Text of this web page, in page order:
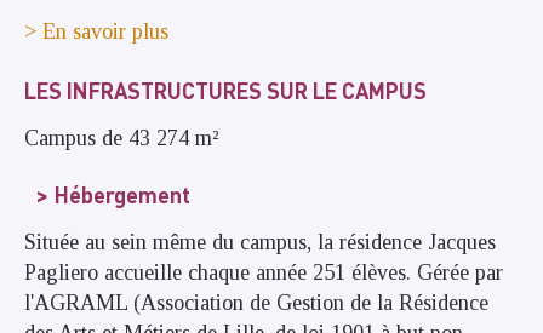
> En savoir plus
LES INFRASTRUCTURES SUR LE CAMPUS
Campus de 43 274 m²
Hébergement
Située au sein même du campus, la résidence Jacques
Pagliero accueille chaque année 251 élèves. Gérée par
l'AGRAML (Association de Gestion de la Résidence